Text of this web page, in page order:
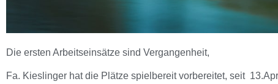
Die ersten Arbeitseinsätze sind Vergangenheit,
Fa. Kieslinger hat die Plätze spielbereit vorbereitet, seit